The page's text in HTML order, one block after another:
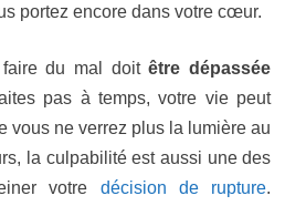
portez encore dans votre cœur.
faire du mal doitêtre dépassée
pas à temps, votre vie peut
vous ne verrez plus la lumière au
la culpabilité est aussi une des
votre décision de rupture.